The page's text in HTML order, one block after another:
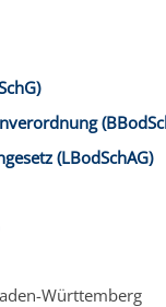
(LBodSchAG)
Württemberg